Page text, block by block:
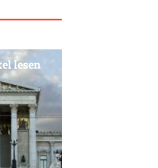
lesen